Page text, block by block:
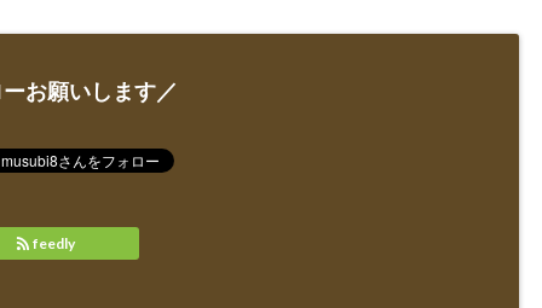
お願いします／
feedly